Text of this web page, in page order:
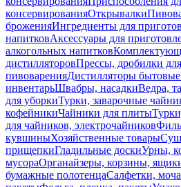
консервированияОткрывалки
броженияИнгредиенты для
напитковАксессуары для
алкогольных напитков
дистилляторовПрессы, дробилки
пивоваренияДистилляторы бытовые
инвентарьШвабры, насадкиВедра,
для уборкиТурки, заварочные
кофейникиЧайники для плиты
для чайников, электрочайников
кувшиныХозяйственные товары
прищепкиГладильные доскиУрны,
мусораОрганайзеры, корзины,
бумажные полотенцаСалфетки,